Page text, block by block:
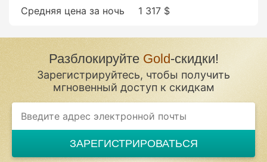
Средняя цена за ночь
1 317 $
Разблокируйте Gold-скидки!
Зарегистрируйтесь, чтобы получить
мгновенный доступ к скидкам
ЗАРЕГИСТРИРОВАТЬСЯ